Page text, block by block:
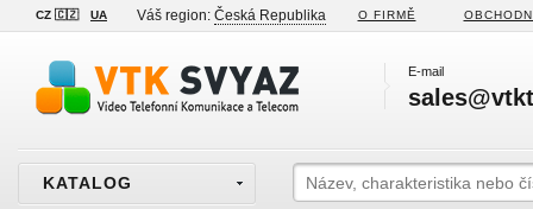
CZ 🇨🇿 UA Váš region: Česká Republika O FIRMĚ
E-mail
KATALOG